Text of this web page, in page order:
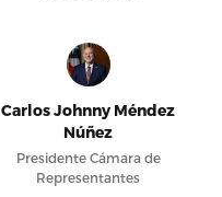
Carlos Johnny Méndez
Núñez
Presidente Cámara de
Representantes